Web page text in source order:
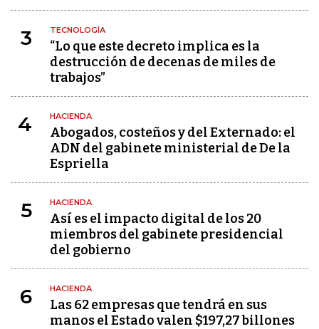
3 TECNOLOGÍA
“Lo que este decreto implica es la
destrucción de decenas de miles de
trabajos”
4 HACIENDA
Abogados, costeños y del Externado: el
ADN del gabinete ministerial de De la
Espriella
5 HACIENDA
Así es el impacto digital de los 20
miembros del gabinete presidencial
del gobierno
6 HACIENDA
Las 62 empresas que tendrá en sus
manos el Estado valen $197,27 billones